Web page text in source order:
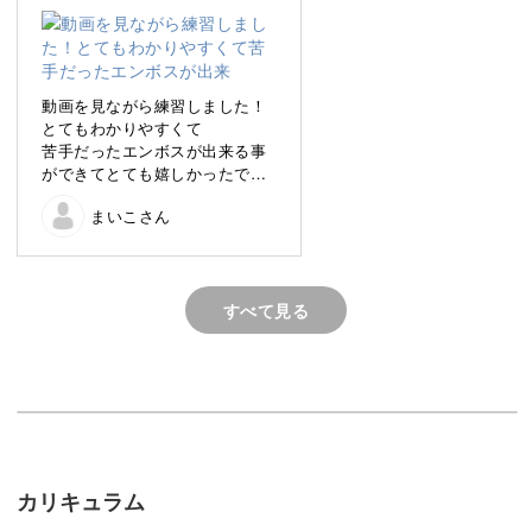
ベースカラーと同系色のアクリルを使って作るお花は、シ
ンプルでありつつも存在感は抜群。
シンプルな印象ですが、立体感や繊細さを作り上げるため
のポイントをしっかりと押さえることで凝った印象の3D
アートに仕上がります。
今回のレッスンでは、お花の3Dアートに必要な立体感を
作るコツをしっかりとレッスン。
また、その他にも、
動画を見ながら練習しました！
とてもわかりやすくて
苦手だったエンボスが出来る事
ができてとても嬉しかったで
お客様にも喜んで頂けました！
まいこさん
すべて見る
カリキュラム